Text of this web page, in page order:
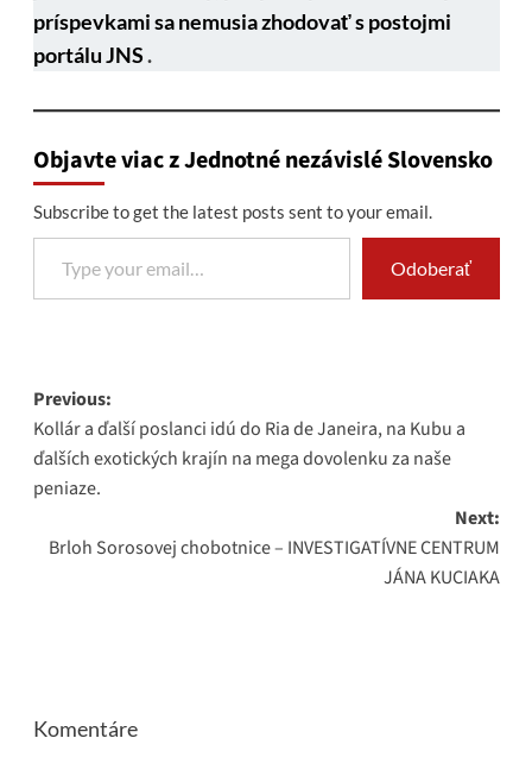
príspevkami sa nemusia zhodovať s postojmi
portálu JNS.
Objavte viac z Jednotné nezávislé Slovensko
Subscribe to get the latest posts sent to your email.
Type your email…
Odoberať
Post
navigation
Previous:
Kollár a ďalší poslanci idú do Ria de Janeira, na Kubu a
ďalších exotických krajín na mega dovolenku za naše
peniaze.
Next:
Brloh Sorosovej chobotnice – INVESTIGATÍVNE CENTRUM
JÁNA KUCIAKA
Komentáre